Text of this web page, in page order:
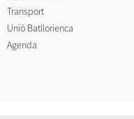
Transport
Unió Batllorienca
Agenda